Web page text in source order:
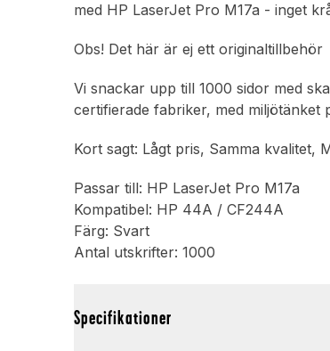
med HP LaserJet Pro M17a - inget
Obs! Det här är ej ett originaltillbehör
Vi snackar upp till 1000 sidor med
certifierade fabriker, med
Kort sagt: Lågt pris, Samma kvalitet,
Passar till: HP LaserJet Pro M17a
Kompatibel: HP 44A / CF244A
Färg: Svart
Antal utskrifter: 1000
Specifikationer